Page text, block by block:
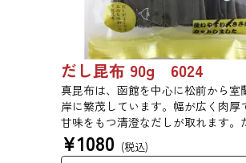
だし昆布 90g 6024
真昆布は、函館を中心に松前から室
岸に繁茂しています。幅が広く肉厚
甘味をもつ清澄なだしが取れます。
塩昆布、おぼろ昆布、とろろ昆布、
テラなどに用いられます。
¥1080 (税込)